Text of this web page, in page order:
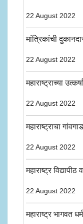
22 August 2022
मांत्रिकांची
22 August 2022
महाराष्ट्राच्या
22 August 2022
महाराष्ट्राचा
22 August 2022
महाराष्ट्र
22 August 2022
महाराष्ट्र भागवत धर्म